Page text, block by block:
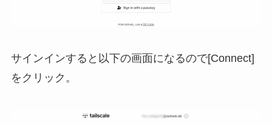
サインインすると以下の画⾯になるので[Connect]
をクリック。